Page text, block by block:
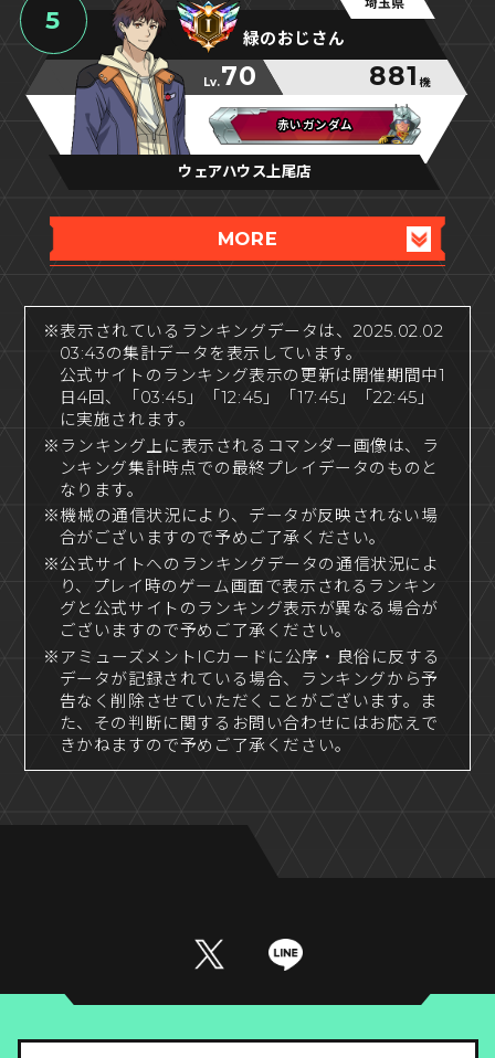
5
埼玉県
緑のおじさん
Lv.70 881 機
赤いガンダム
赤いガンダム
赤いガンダム
ウェアハウス上尾店
MORE
※表示されているランキングデータは、2025.02.02
03:43の集計データを表示しています。
公式サイトのランキング表示の更新は開催期間中1
日4回、「03:45」「12:45」「17:45」「22:45」
に実施されます。
※ランキング上に表示されるコマンダー画像は、ラ
ンキング集計時点での最終プレイデータのものと
なります。
※機械の通信状況により、データが反映されない場
合がございますので予めご了承ください。
※公式サイトへのランキングデータの通信状況によ
り、プレイ時のゲーム画面で表示されるランキン
グと公式サイトのランキング表示が異なる場合が
ございますので予めご了承ください。
※アミューズメントICカードに公序・良俗に反する
データが記録されている場合、ランキングから予
告なく削除させていただくことがございます。ま
た、その判断に関するお問い合わせにはお応えで
きかねますので予めご了承ください。